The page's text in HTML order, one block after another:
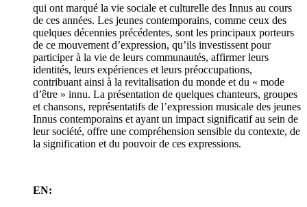
qui ont marqué la vie sociale et culturelle des Innus au cours
de ces années. Les jeunes contemporains, comme ceux des
quelques décennies précédentes, sont les principaux porteurs
de ce mouvement d’expression, qu’ils investissent pour
participer à la vie de leurs communautés, affirmer leurs
identités, leurs expériences et leurs préoccupations,
contribuant ainsi à la revitalisation du monde et du « mode
d’être » innu. La présentation de quelques chanteurs, groupes
et chansons, représentatifs de l’expression musicale des jeunes
Innus contemporains et ayant un impact significatif au sein de
leur société, offre une compréhension sensible du contexte, de
la signification et du pouvoir de ces expressions.
EN: